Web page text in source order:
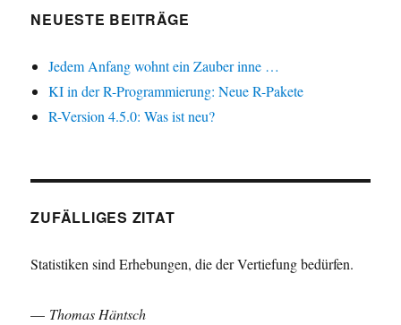
NEUESTE BEITRÄGE
Jedem Anfang wohnt ein Zauber inne …
KI in der R-Programmierung: Neue R-Pakete
R-Version 4.5.0: Was ist neu?
ZUFÄLLIGES ZITAT
Statistiken sind Erhebungen, die der Vertiefung bedürfen.
— Thomas Häntsch